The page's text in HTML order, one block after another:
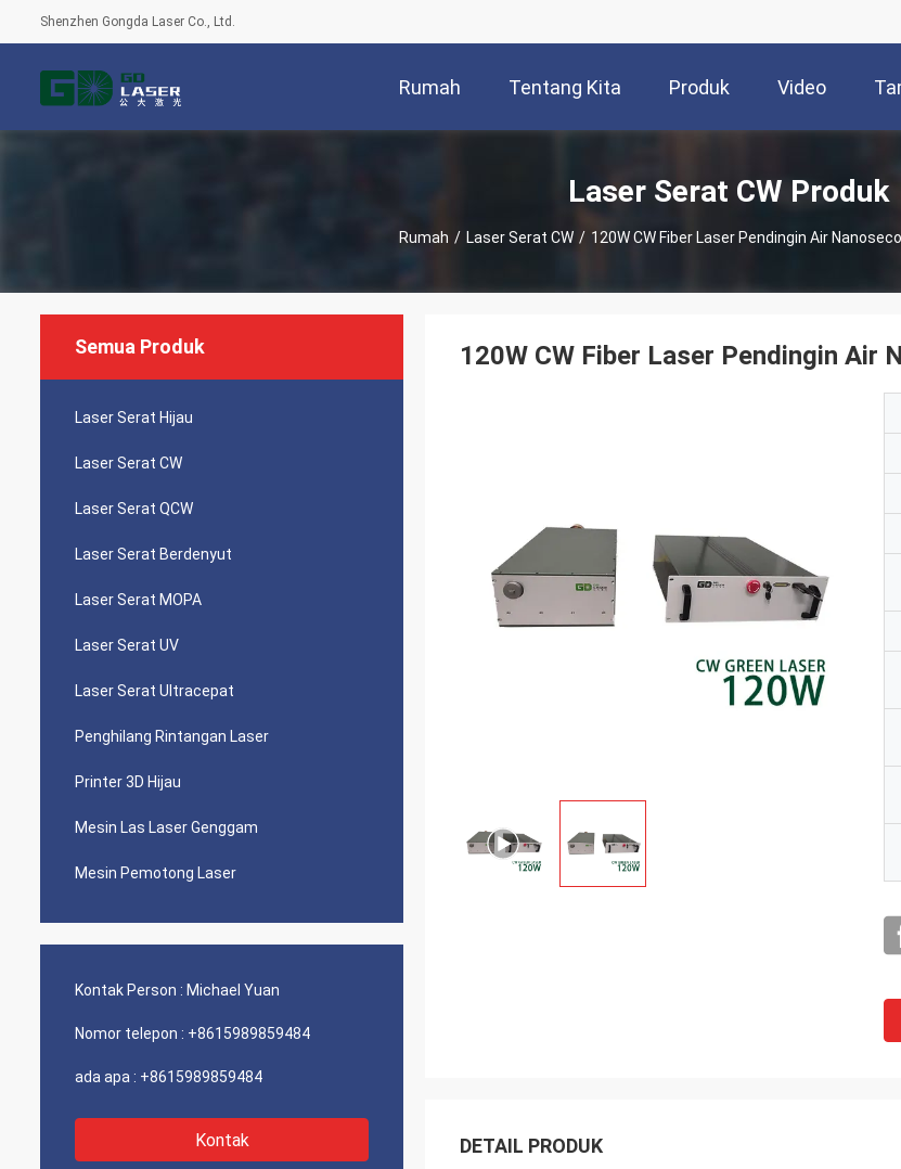
Shenzhen Gongda Laser Co., Ltd.
Rumah Tentang Kita Produk Video
Laser Serat CW Produk
Rumah / Laser Serat CW / 120W CW Fiber Laser Pendingin Air
Semua Produk
Laser Serat Hijau
Laser Serat CW
Laser Serat QCW
Laser Serat Berdenyut
Laser Serat MOPA
Laser Serat UV
Laser Serat Ultracepat
Penghilang Rintangan Laser
Printer 3D Hijau
Mesin Las Laser Genggam
Mesin Pemotong Laser
Kontak Person : Michael Yuan
Nomor telepon : +8615989859484
ada apa : +8615989859484
Kontak
120W CW Fiber Laser Pendingin Air
DETAIL PRODUK